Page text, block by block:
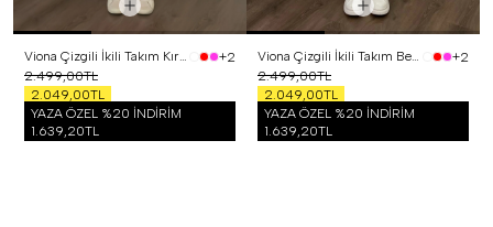
Viona Çizgili İkili Takım Kırmızı
+2
2.499,00TL
2.049,00TL
YAZA ÖZEL %20 İNDİRİM
1.639,20TL
Viona Çizgili İkili Takım Beyaz
+2
2.499,00TL
2.049,00TL
YAZA ÖZEL %20 İNDİRİM
1.639,20TL